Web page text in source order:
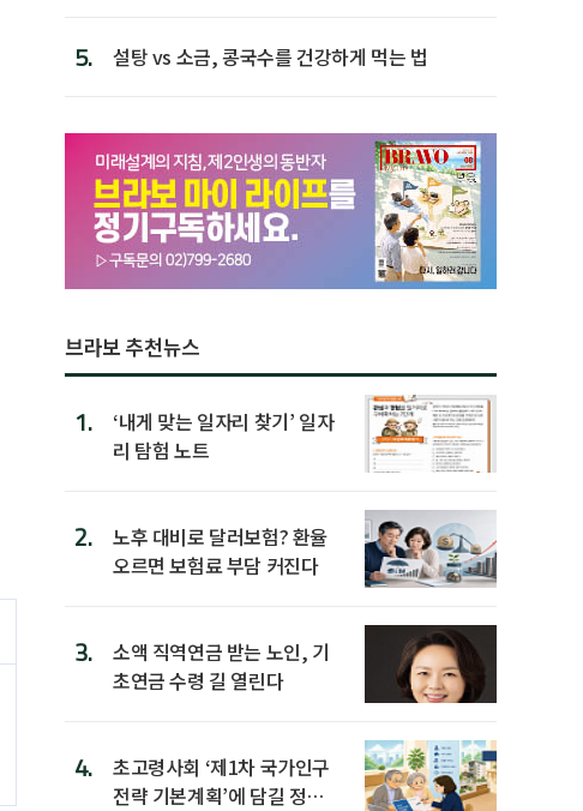
5. 설탕 vs 소금, 콩국수를 건강하게 먹는 법
브라보 추천뉴스
1.
‘내게 맞는 일자리 찾기’ 일자
리 탐험 노트
2.
노후 대비로 달러보험? 환율
오르면 보험료 부담 커진다
3.
소액 직역연금 받는 노인, 기
초연금 수령 길 열린다
4.
초고령사회 ‘제1차 국가인구
전략 기본계획’에 담길 정책